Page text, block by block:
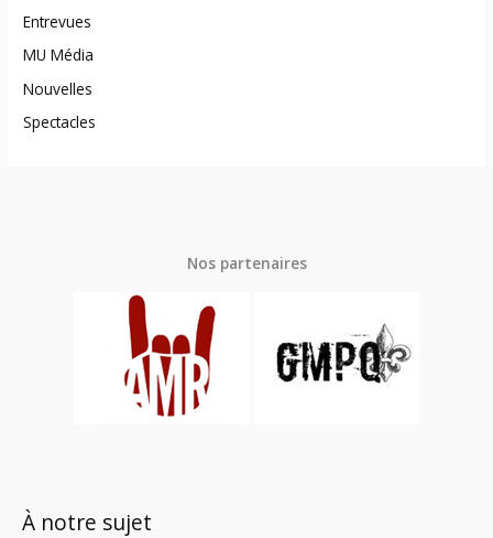
Entrevues
MU Média
Nouvelles
Spectacles
Nos partenaires
À notre sujet